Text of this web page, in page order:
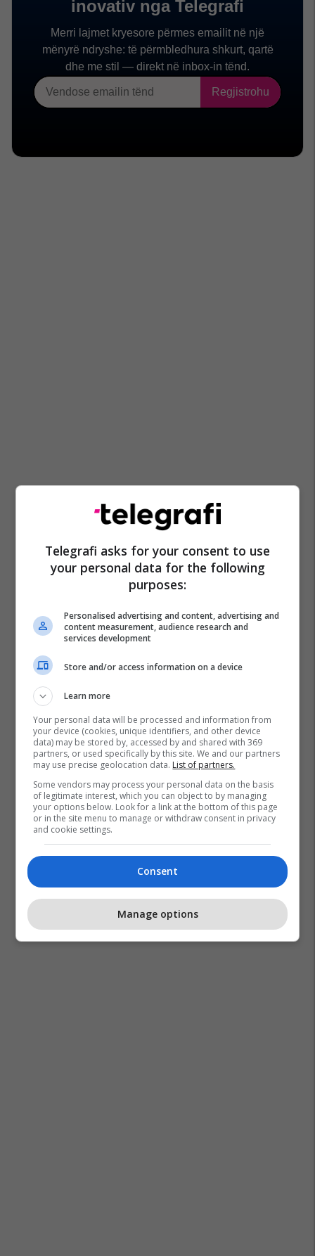
Telegrafi asks for your consent to use
your personal data for the following
purposes:
Personalised advertising and content, advertising and
content measurement, audience research and
services development
Store and/or access information on a device
Learn more
Your personal data will be processed and information from
your device (cookies, unique identifiers, and other device
data) may be stored by, accessed by and shared with 369
partners, or used specifically by this site. We and our partners
may use precise geolocation data. List of partners.
Some vendors may process your personal data on the basis
of legitimate interest, which you can object to by managing
your options below. Look for a link at the bottom of this page
or in the site menu to manage or withdraw consent in privacy
and cookie settings.
Consent
Manage options